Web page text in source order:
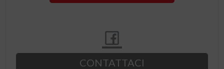
CONTATTACI